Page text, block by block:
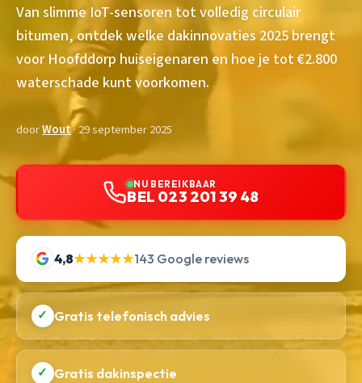
Van slimme IoT-sensoren tot volledig circulair
bitumen, ontdek welke dakinnovaties 2025 brengt
voor Hoofddorp huiseigenaren en hoe je tot €2.800
waterschade kunt voorkomen.
doorWout· 29 september 2025
NU BEREIKBAAR
BEL 023 201 39 48
4,8★★★★★143 Google reviews
✓ Gratis telefonisch advies
✓ Gratis dakinspectie